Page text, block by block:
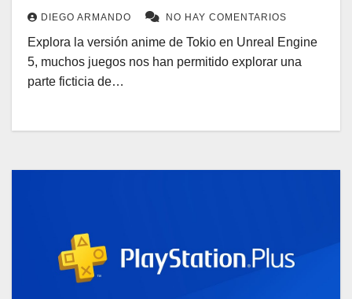
DIEGO ARMANDO NO HAY COMENTARIOS
Explora la versión anime de Tokio en Unreal Engine
5, muchos juegos nos han permitido explorar una
parte ficticia de…